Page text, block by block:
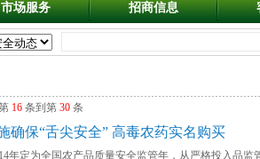
市场服务 招商信息
16 条到第 30 条
确保“舌尖安全” 高毒农药实名购买
定为全国农产品质量安全监管年，从严格投入品监